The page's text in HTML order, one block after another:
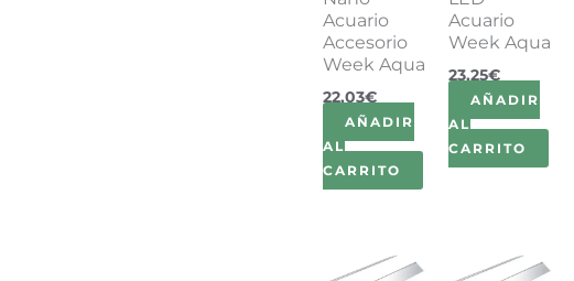
Acuario
Accesorio
Week Aqua
22,03€
AÑADIR
AL
CARRITO
Acuario
Week Aqua
23,25€
AÑADIR
AL
CARRITO